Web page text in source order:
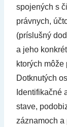
spojených s
právnych,
(príslušný
a jeho
ktorých
Dotknutých
Identifikačné
stave,
záznamoch a